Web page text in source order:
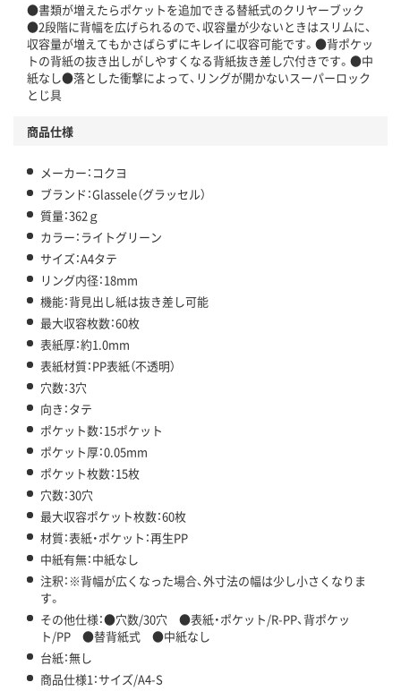
●書類が増えたらポケットを追加できる替紙式のクリヤーブック
●2段階に背幅を広げられるので、収容量が少ないときはスリムに、
収容量が増えてもかさばらずにキレイに収容可能です。●背ポケッ
トの背紙の抜き出しがしやすくなる背紙抜き差し穴付きです。●中
紙なし●落とした衝撃によって、リングが開かないスーパーロック
とじ具
商品仕様
メーカー：コクヨ
ブランド：Glassele（グラッセル）
質量：362ｇ
カラー：ライトグリーン
サイズ：A4タテ
リング内径：18mm
機能：背見出し紙は抜き差し可能
最大収容枚数：60枚
表紙厚：約1.0mm
表紙材質：PP表紙（不透明）
穴数：3穴
向き：タテ
ポケット数：15ポケット
ポケット厚：0.05mm
ポケット枚数：15枚
穴数：30穴
最大収容ポケット枚数：60枚
材質：表紙・ポケット：再生PP
中紙有無：中紙なし
注釈：※背幅が広くなった場合、外寸法の幅は少し小さくなりま
す。
その他仕様：●穴数/30穴 ●表紙・ポケット/R-PP、背ポケッ
ト/PP ●替背紙式 ●中紙なし
台紙：無し
商品仕様1：サイズ/A4-S